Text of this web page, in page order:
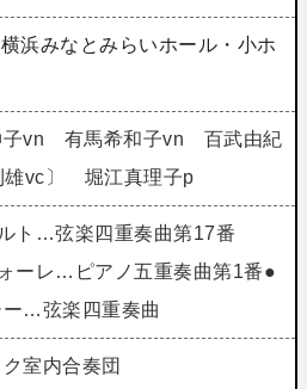
横浜みなとみらいホール・小ホ
子vn 有馬希和子vn 百武由紀
vc〕 堀江真理子p
ト…弦楽四重奏曲第17番
ーレ…ピアノ五重奏曲第1番●
ー…弦楽四重奏曲
室内合奏団